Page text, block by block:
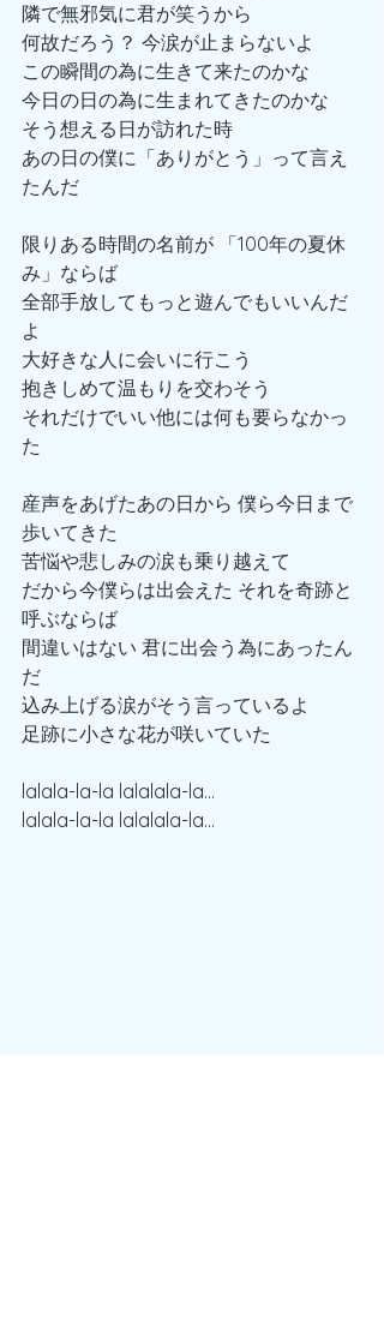
隣で無邪気に君が笑うから
何故だろう？ 今涙が止まらないよ
この瞬間の為に生きて来たのかな
今日の日の為に生まれてきたのかな
そう想える日が訪れた時
あの日の僕に「ありがとう」って言え
たんだ
限りある時間の名前が 「100年の夏休
み」ならば
全部手放してもっと遊んでもいいんだ
よ
大好きな人に会いに行こう
抱きしめて温もりを交わそう
それだけでいい他には何も要らなかっ
た
産声をあげたあの日から 僕ら今日まで
歩いてきた
苦悩や悲しみの涙も乗り越えて
だから今僕らは出会えた それを奇跡と
呼ぶならば
間違いはない 君に出会う為にあったん
だ
込み上げる涙がそう言っているよ
足跡に小さな花が咲いていた
lalala-la-la lalalala-la...
lalala-la-la lalalala-la...